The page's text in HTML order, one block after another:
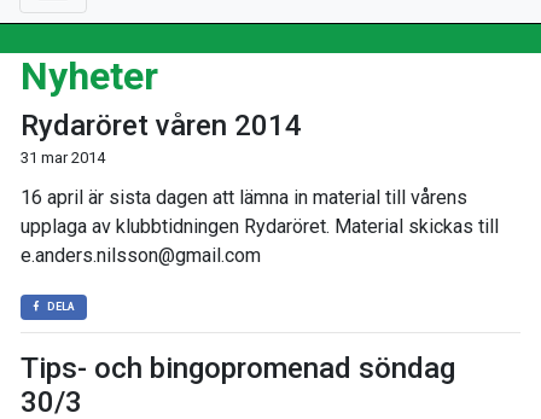
Nyheter
Rydaröret våren 2014
31 mar 2014
16 april är sista dagen att lämna in material till vårens
upplaga av klubbtidningen Rydaröret. Material skickas till
e.anders.nilsson@gmail.com
DELA
Tips- och bingopromenad söndag
30/3